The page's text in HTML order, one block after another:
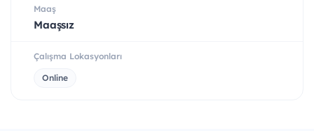
Maaş
Maaşsız
Çalışma Lokasyonları
Online